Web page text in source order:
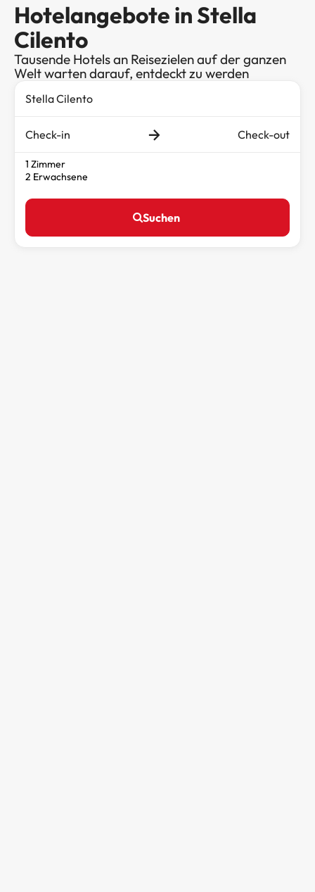
Hotelangebote in Stella
Cilento
Tausende Hotels an Reisezielen auf der ganzen
Welt warten darauf, entdeckt zu werden
Check-in Check-out
1 Zimmer
2 Erwachsene
Suchen